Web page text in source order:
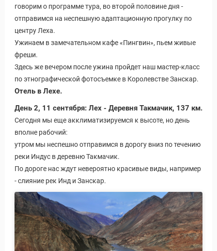
говорим о программе тура, во второй половине дня -
отправимся на неспешную адаптационную прогулку по
центру Леха.
Ужинаем в замечательном кафе «Пингвин», пьем живые
фреши.
Здесь же вечером после ужина пройдет наш мастер-класс
по этнографической фотосъемке в Королевстве Занскар.
Отель в Лехе.
День 2, 11 сентября: Лех - Деревня Такмачик, 137 км.
Сегодня мы еще акклиматизируемся к высоте, но день
вполне рабочий:
утром мы неспешно отправимся в дорогу вниз по течению
реки Индус в деревню Такмачик.
По дороге нас ждут невероятно красивые виды, например
- слияние рек Инд и Занскар.